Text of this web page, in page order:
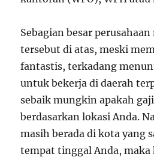
Sebagian besar
tersebut di atas, meski
fantastis, terkadang
untuk bekerja di daerah
sebaik mungkin apakah
berdasarkan lokasi Anda.
masih berada di kota yang
tempat tinggal Anda,